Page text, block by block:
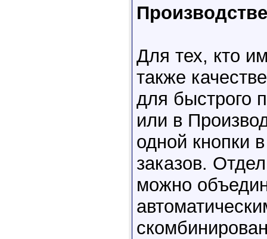
Для тех, кто
также
для быстрого
или в
одной кнопки
заказов.
можно